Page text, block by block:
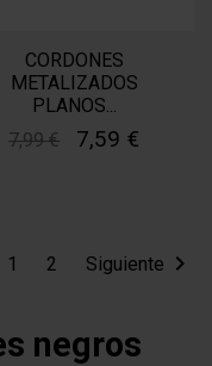
CORDONES
METALIZADOS
PLANOS...
7,99 €
7,59 €
1
2 Siguiente 
negros